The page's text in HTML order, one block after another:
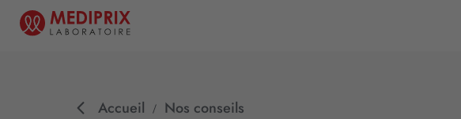
Accueil Nos conseils